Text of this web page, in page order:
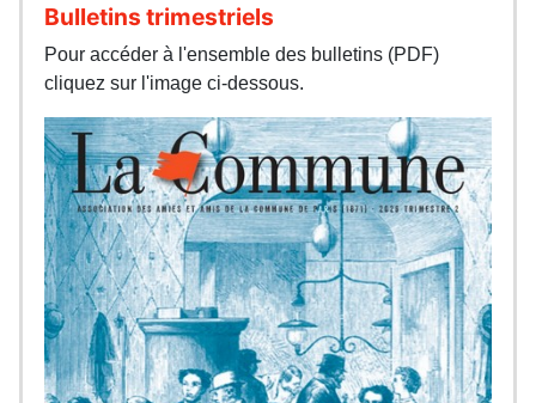
Bulletins trimestriels
Pour accéder à l'ensemble des bulletins (PDF)
cliquez sur l'image ci-dessous.